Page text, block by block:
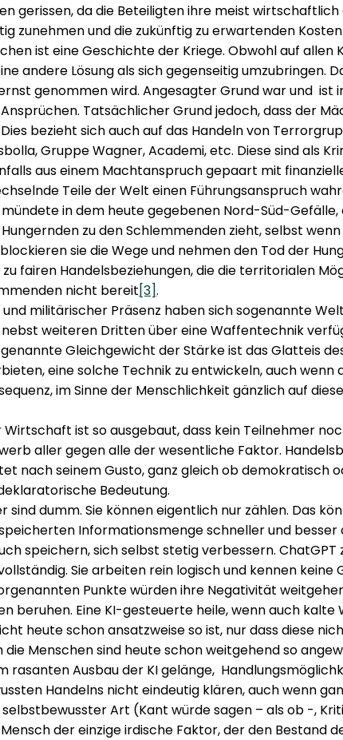
gerissen, da die Beteiligten ihre meist
zunehmen und die zukünftig zu erwartenden
ist eine Geschichte der Kriege. Obwohl auf
andere Lösung als sich gegenseitig umzubringen.
genommen wird. Angesagter Grund war und
Tatsächlicher Grund jedoch, dass der
bezieht sich auch auf das Handeln von
Gruppe Wagner, Academi, etc. Diese sind als
aus einem Machtanspruch gepaart mit
Teile der Welt einen Führungsanspruch
in dem heute gegebenen Nord-Süd-
zu den Schlemmenden zieht, selbst
sie die Wege und nehmen den Tod der
fairen Handelsbeziehungen, die die territorialen
nicht bereit[3].
militärischer Präsenz haben sich sogenannte
weiteren Dritten über eine Waffentechnik
Gleichgewicht der Stärke ist das Glatteis
eine solche Technik zu entwickeln, auch
im Sinne der Menschlichkeit gänzlich auf
ist so ausgebaut, dass kein Teilnehmer
aller gegen alle der wesentliche Faktor.
nach seinem Gusto, ganz gleich ob
Bedeutung.
sind dumm. Sie können eigentlich nur zählen. Das
Informationsmenge schneller und
speichern, sich selbst stetig verbessern.
Sie arbeiten rein logisch und kennen
Punkte würden ihre Negativität
beruhen. Eine KI-gesteuerte heile, wenn auch
heute schon ansatzweise so ist, nur dass diese
Menschen sind heute schon weitgehend so
rasanten Ausbau der KI gelänge,
Handelns nicht eindeutig klären, auch wenn
Art (Kant würde sagen – als ob -,
der einzige irdische Faktor, der den Bestand